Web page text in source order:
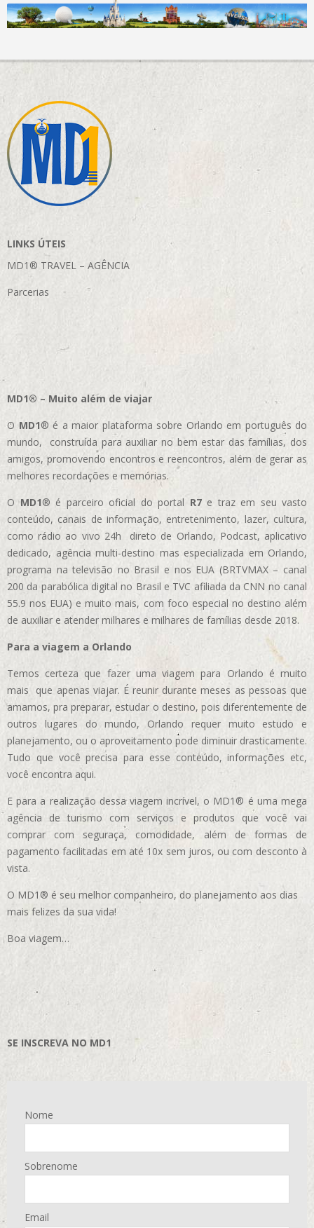
LINKS ÚTEIS
MD1® TRAVEL – AGÊNCIA
Parcerias
MD1® – Muito além de viajar
O MD1® é a maior plataforma sobre Orlando em português do
mundo, construída para auxiliar no bem estar das famílias, dos
amigos, promovendo encontros e reencontros, além de gerar as
melhores recordações e memórias.
OMD1® é parceiro oficial do portal R7e traz em seu vasto
conteúdo, canais de informação, entretenimento, lazer, cultura,
como rádio ao vivo 24h direto de Orlando, Podcast, aplicativo
dedicado, agência multi-destino mas especializada em Orlando,
programa na televisão no Brasil e nos EUA (BRTVMAX – canal
200 da parabólica digital no Brasil e TVC afiliada da CNN no canal
55.9 nos EUA) e muito mais, com foco especial no destino além
de auxiliar e atender milhares e milhares de famílias desde 2018.
Para a viagem a Orlando
Temos certeza que fazer uma viagem para Orlando é muito
mais que apenas viajar. É reunir durante meses as pessoas que
amamos, pra preparar, estudar o destino, pois diferentemente de
outros lugares do mundo, Orlando requer muito estudo e
planejamento, ou o aproveitamento pode diminuir drasticamente.
Tudo que você precisa para esse conteúdo, informações etc,
você encontra aqui.
E para a realização dessa viagem incrível, o MD1® é uma mega
agência de turismo com serviços e produtos que você vai
comprar com seguraça, comodidade, além de formas de
pagamento facilitadas em até 10x sem juros, ou com desconto à
vista.
O MD1® é seu melhor companheiro, do planejamento aos dias
mais felizes da sua vida!
Boa viagem…
SE INSCREVA NO MD1
Nome
Sobrenome
Email